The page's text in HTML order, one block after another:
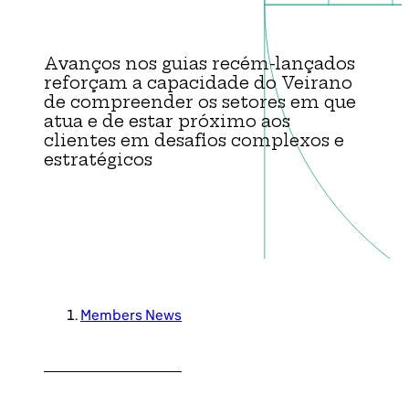
Login
Avanços nos guias recém-lançados
reforçam a capacidade do Veirano
de compreender os setores em que
atua e de estar próximo aos
clientes em desafios complexos e
estratégicos
Members News